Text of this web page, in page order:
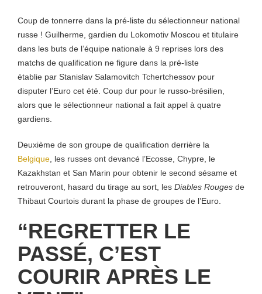
Coup de tonnerre dans la pré-liste du sélectionneur national
russe ! Guilherme, gardien du Lokomotiv Moscou et titulaire
dans les buts de l’équipe nationale à 9 reprises lors des
matchs de qualification ne figure dans la pré-liste
établie par Stanislav Salamovitch Tchertchessov pour
disputer l’Euro cet été. Coup dur pour le russo-brésilien,
alors que le sélectionneur national a fait appel à quatre
gardiens.
Deuxième de son groupe de qualification derrière la
Belgique , les russes ont devancé l’Ecosse, Chypre, le
Kazakhstan et San Marin pour obtenir le second sésame et
retrouveront, hasard du tirage au sort, les Diables Rouges de
Thibaut Courtois durant la phase de groupes de l’Euro.
“REGRETTER LE
PASSÉ, C’EST
COURIR APRÈS LE